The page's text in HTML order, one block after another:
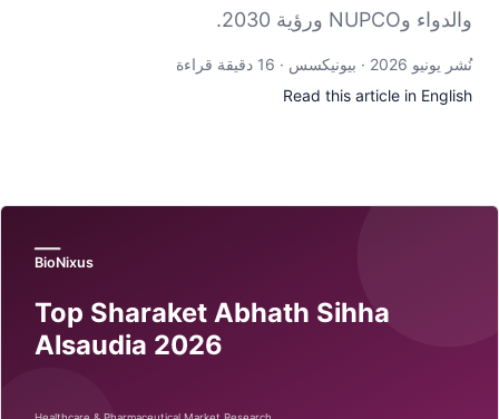
والدواء وNUPCO ورؤية 2030.
نُشر يونيو 2026 · بيونيكسس · 16 دقيقة قراءة
Read this article in English